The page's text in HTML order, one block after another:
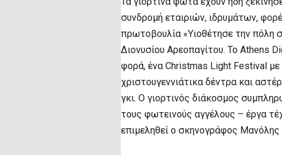
συνδρομή εταιριών, ιδρυμάτων,
πρωτοβουλία «Υιοθέτησε την πόλη
Διονυσίου Αρεοπαγίτου. Το Athens
φορά, ένα Christmas Light Festival με
χριστουγεννιάτικα δέντρα και
γκι. Ο γιορτινός διάκοσμος
τους φωτεινούς αγγέλους – έργα
επιμεληθεί ο σκηνογράφος